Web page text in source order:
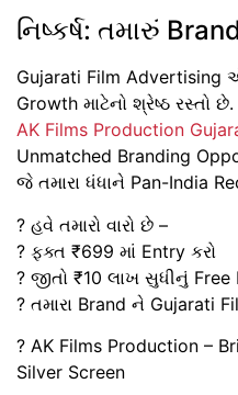
નિષ્કર્ષ: તમારું
Gujarati Film
Growth માટેનો શ્રેષ્ઠ રસ્તો છે.
AK Films Production
Unmatched Branding
જે તમારા ધંધાને Pan-India
? હવે તમારો વારો છે –
? ફક્ત ₹699 માં Entry કરો
? જીતો ₹10 લાખ સુધીનું
? તમારા Brand ને Gujarati
? AK Films Production –
Silver Screen